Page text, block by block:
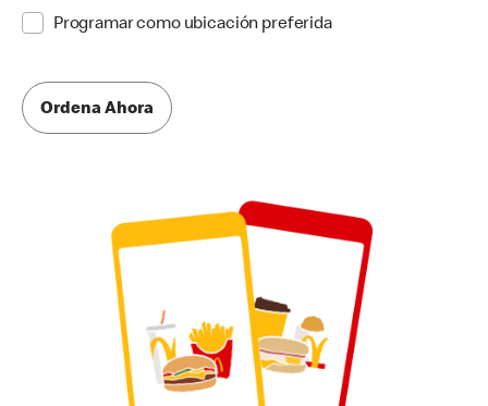
Programar como ubicación preferida
Ordena Ahora